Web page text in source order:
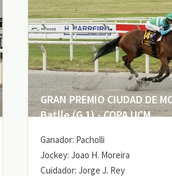
GRAN PREMIO CIUDAD DE
Batlle (G 1) - COPA UCM
Ganador: Pacholli
Jockey: Joao H. Moreira
Cuidador: Jorge J. Rey